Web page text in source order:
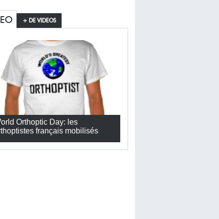
+ DE VIDEOS
Orthoptic Day: les
français mobilisés